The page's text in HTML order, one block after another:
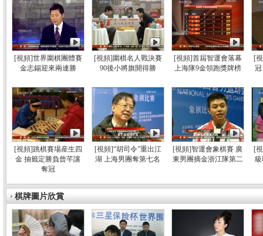
[視頻]世界圍棋團體賽
金志錫迎來兩連勝
[視頻]圍棋名人戰決賽
90後小將旗開得勝
[視頻]首屆智運會落幕
上海隊9金領跑獎牌榜
[
[視頻]跳棋賽場産生四
金 抽籤定勝負曾芊讓
奪冠
[視頻]“胡司令”重出江
湖 上海男團奪第七名
[視頻]智運會象棋賽 廣
東男團摘金浙江隊第二
[
棋牌圖片欣賞